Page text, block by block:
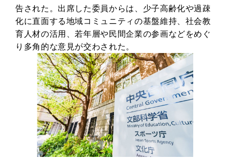
告された。出席した委員からは、少子高齢化や過疎
化に直面する地域コミュニティの基盤維持、社会教
育人材の活用、若年層や民間企業の参画などをめぐ
り多角的な意見が交わされた。